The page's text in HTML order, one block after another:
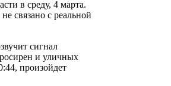
в среду, 4 марта.
связано с реальной
сигнал
и уличных
произойдет